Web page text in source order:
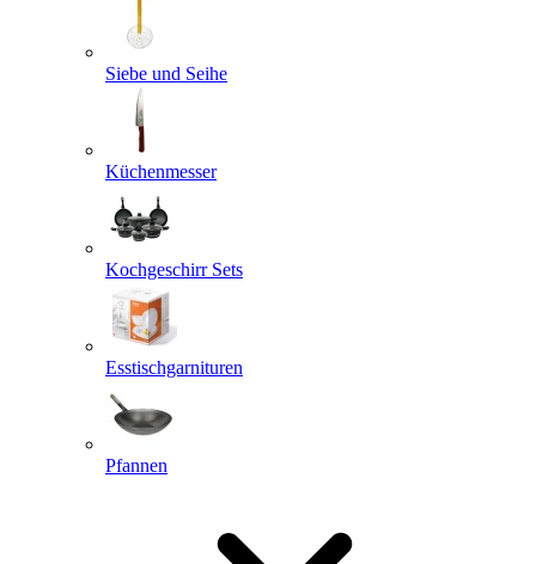
Siebe und Seihe
Küchenmesser
Kochgeschirr Sets
Esstischgarnituren
Pfannen